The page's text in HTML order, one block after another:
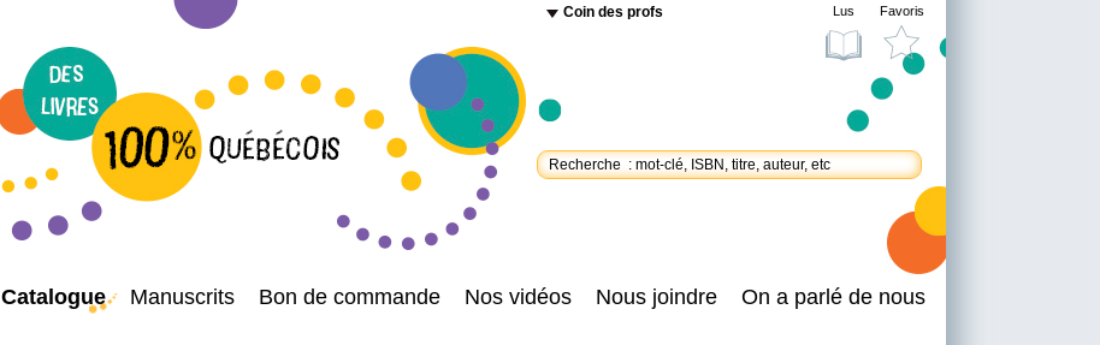
Catalogue Manuscrits Bon de commande Nos vidéos Nous joindre
On a parlé de nous
Coin des profs Lus Favoris